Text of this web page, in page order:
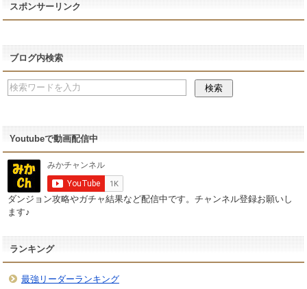
スポンサーリンク
ブログ内検索
Youtubeで動画配信中
ダンジョン攻略やガチャ結果など配信中です。チャンネル登録お願いし
ます♪
ランキング
最強リーダーランキング